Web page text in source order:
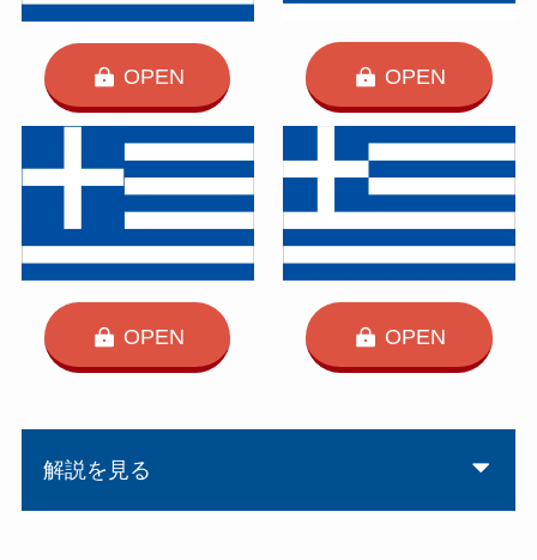
OPEN OPEN
OPEN OPEN
解説を見る